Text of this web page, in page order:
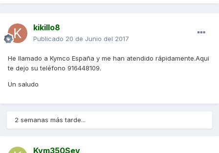
kikillo8
Publicado 20 de Junio del 2017
He llamado a Kymco España y me han atendido rápidamente.Aqui
te dejo su teléfono 916448109.
Un saludo
2 semanas más tarde...
Kym350Sev